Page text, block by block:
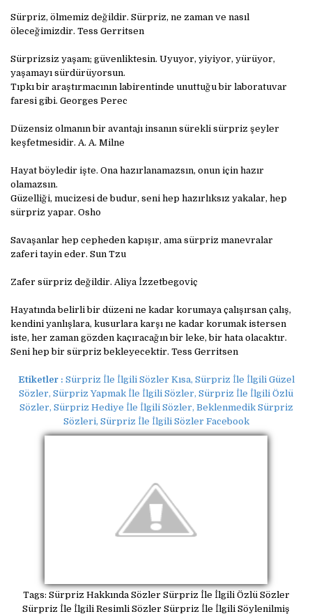
Sürpriz, ölmemiz değildir. Sürpriz, ne zaman ve nasıl
öleceğimizdir. Tess Gerritsen
Sürprizsiz yaşam; güvenliktesin. Uyuyor, yiyiyor, yürüyor,
yaşamayı sürdürüyorsun.
Tıpkı bir araştırmacının labirentinde unuttuğu bir laboratuvar
faresi gibi. Georges Perec
Düzensiz olmanın bir avantajı insanın sürekli sürpriz şeyler
keşfetmesidir. A. A. Milne
Hayat böyledir işte. Ona hazırlanamazsın, onun için hazır
olamazsın.
Güzelliği, mucizesi de budur, seni hep hazırlıksız yakalar, hep
sürpriz yapar. Osho
Savaşanlar hep cepheden kapışır, ama sürpriz manevralar
zaferi tayin eder. Sun Tzu
Zafer sürpriz değildir. Aliya İzzetbegoviç
Hayatında belirli bir düzeni ne kadar korumaya çalışırsan çalış,
kendini yanlışlara, kusurlara karşı ne kadar korumak istersen
iste, her zaman gözden kaçıracağın bir leke, bir hata olacaktır.
Seni hep bir sürpriz bekleyecektir. Tess Gerritsen
Etiketler : Sürpriz İle İlgili Sözler Kısa, Sürpriz İle İlgili Güzel
Sözler, Sürpriz Yapmak İle İlgili Sözler, Sürpriz İle İlgili Özlü
Sözler, Sürpriz Hediye İle İlgili Sözler, Beklenmedik Sürpriz
Sözleri, Sürpriz İle İlgili Sözler Facebook
Tags: Sürpriz Hakkında Sözler Sürpriz İle İlgili Özlü Sözler
Sürpriz İle İlgili Resimli Sözler Sürpriz İle İlgili Söylenilmiş